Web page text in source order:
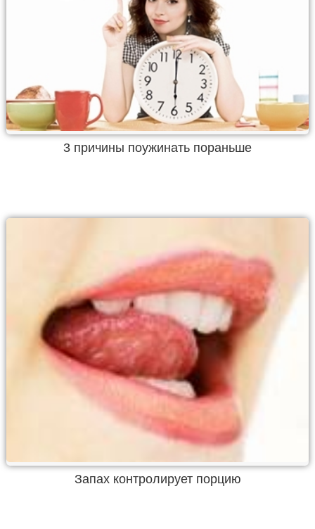
3 причины поужинать пораньше
Запах контролирует порцию